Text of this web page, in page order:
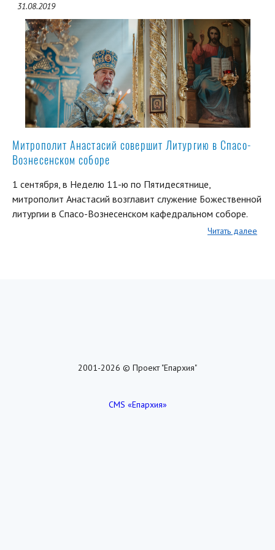
31.08.2019
Митрополит Анастасий совершит Литургию в Спасо-
Вознесенском соборе
1 сентября, в Неделю 11-ю по Пятидесятнице,
митрополит Анастасий возглавит служение Божественной
литургии в Спасо-Вознесенском кафедральном соборе.
Читать далее
2001-2026 © Проект "Епархия"
CMS «Епархия»